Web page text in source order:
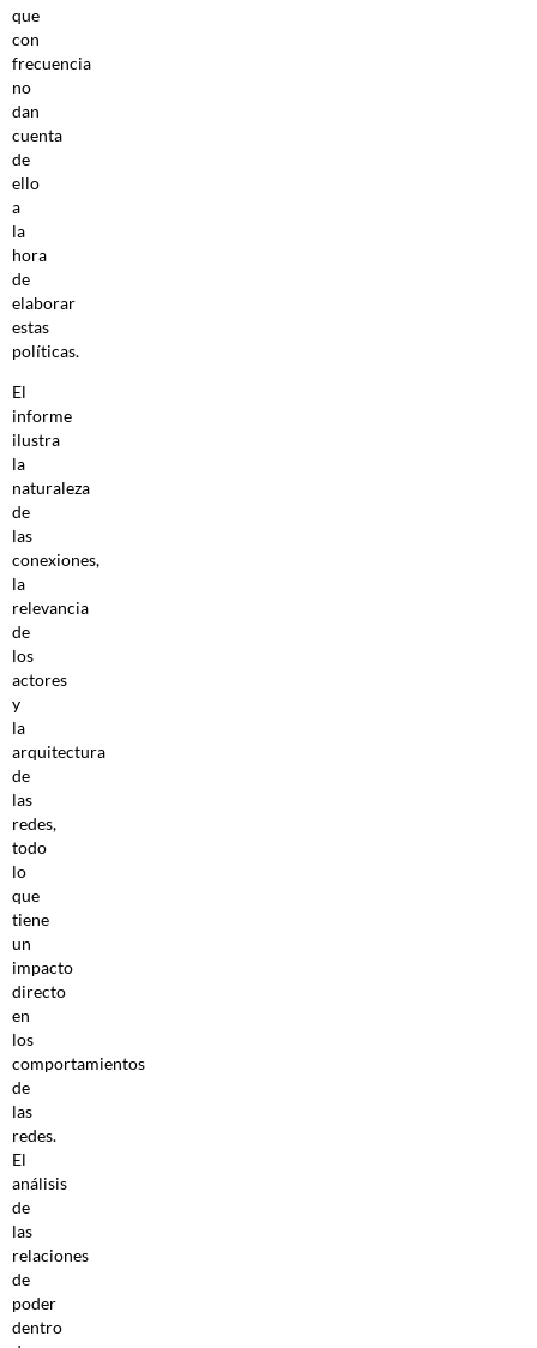
que
con
frecuencia
no
dan
cuenta
de
ello
a
la
hora
de
elaborar
estas
políticas.
El
informe
ilustra
la
naturaleza
de
las
conexiones,
la
relevancia
de
los
actores
y
la
arquitectura
de
las
redes,
todo
lo
que
tiene
un
impacto
directo
en
los
comportamientos
de
las
redes.
El
análisis
de
las
relaciones
de
poder
dentro